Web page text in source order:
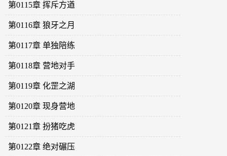
第0115章 挥斥方遒
第0116章 狼牙之月
第0117章 单独陪练
第0118章 营地对手
第0119章 化罡之湖
第0120章 现身营地
第0121章 扮猪吃虎
第0122章 绝对碾压